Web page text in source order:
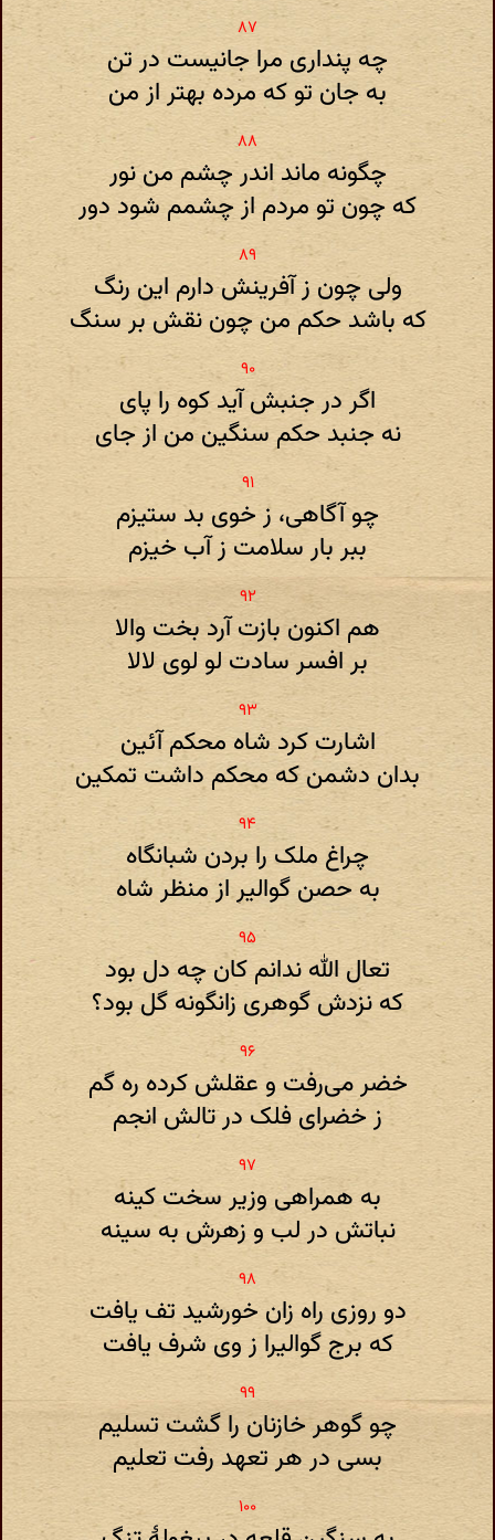
چه پنداری مرا جانیست در تن
به جان تو که مرده بهتر از من
چگونه ماند اندر چشم من نور
که چون تو مردم از چشمم شود دور
ولی چون ز آفرینش دارم این رنگ
که باشد حکم من چون نقش بر سنگ
اگر در جنبش آید کوه را پای
نه جنبد حکم سنگین من از جای
چو آگاهی، ز خوی بد ستیزم
ببر بار سلامت ز آب خیزم
هم اکنون بازت آرد بخت والا
بر افسر سادت لو لوی لالا
اشارت کرد شاه محکم آئین
بدان دشمن که محکم داشت تمکین
چراغ ملک را بردن شبانگاه
به حصن گوالیر از منظر شاه
تعال الله ندانم کان چه دل بود
که نزدش گوهری زانگونه گل بود؟
خضر می‌رفت و عقلش کرده ره گم
ز خضرای فلک در تالش انجم
به همراهی وزیر سخت کینه
نباتش در لب و زهرش به سینه
دو روزی راه زان خورشید تف یافت
که برج گوالیرا ز وی شرف یافت
چو گوهر خازنان را گشت تسلیم
بسی در هر تعهد رفت تعلیم